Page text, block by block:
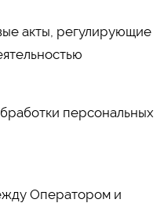
акты, регулирующие
персональных
Оператором и